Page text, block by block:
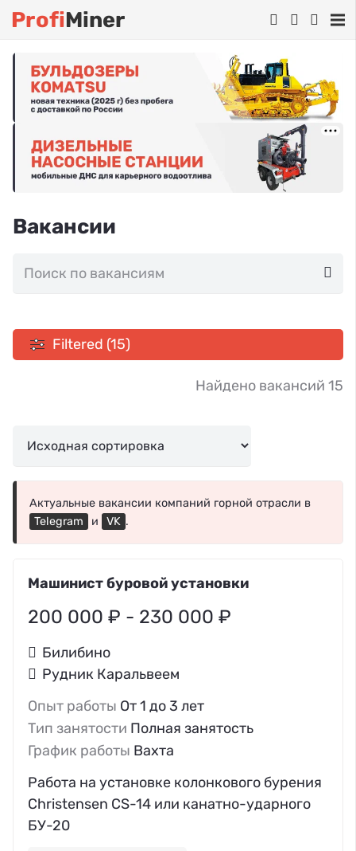
ProfiMiner
Вакансии
Filtered (15)
Найдено вакансий 15
Актуальные вакансии компаний горной отрасли в
Telegram
и VK .
Машинист буровой установки
200 000 ₽ - 230 000 ₽
Билибино
Рудник Каральвеем
Опыт работы От 1 до 3 лет
Тип занятости Полная занятость
График работы Вахта
Работа на установке колонкового бурения
Christensen CS-14 или канатно-ударного
БУ-20